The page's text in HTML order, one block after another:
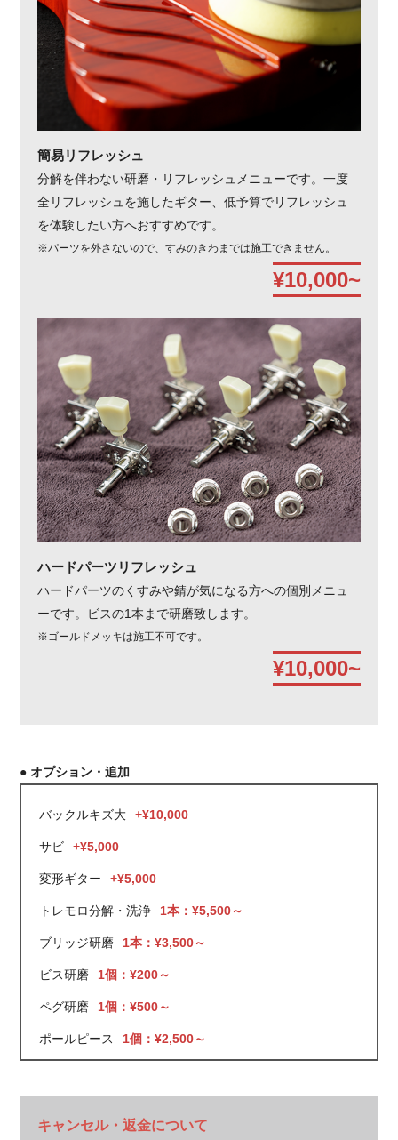
簡易リフレッシュ
分解を伴わない研磨・リフレッシュメニューです。一度
全リフレッシュを施したギター、低予算でリフレッシュ
を体験したい方へおすすめです。
※パーツを外さないので、すみのきわまでは施工できません。
¥10,000~
ハードパーツリフレッシュ
ハードパーツのくすみや錆が気になる方への個別メニュ
ーです。ビスの1本まで研磨致します。
※ゴールドメッキは施工不可です。
¥10,000~
● オプション・追加
バックルキズ大 +¥10,000
サビ +¥5,000
変形ギター +¥5,000
トレモロ分解・洗浄 1本：¥5,500～
ブリッジ研磨 1本：¥3,500～
ビス研磨 1個：¥200～
ペグ研磨 1個：¥500～
ポールピース 1個：¥2,500～
キャンセル・返金について